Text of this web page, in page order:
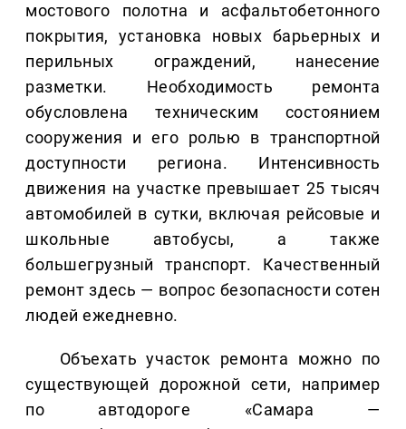
мостового полотна и асфальтобетонного
покрытия, установка новых барьерных и
перильных ограждений, нанесение
разметки. Необходимость ремонта
обусловлена техническим состоянием
сооружения и его ролью в транспортной
доступности региона. Интенсивность
движения на участке превышает 25 тысяч
автомобилей в сутки, включая рейсовые и
школьные автобусы, а также
большегрузный транспорт. Качественный
ремонт здесь — вопрос безопасности сотен
людей ежедневно.
Объехать участок ремонта можно по
существующей дорожной сети, например
по автодороге «Самара —